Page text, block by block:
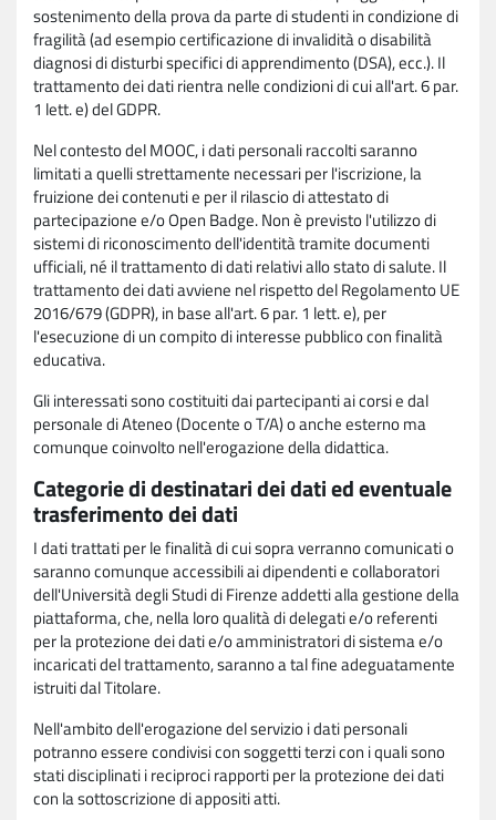
sostenimento della prova da parte di studenti in condizione di
fragilità (ad esempio certificazione di invalidità o disabilità
diagnosi di disturbi specifici di apprendimento (DSA), ecc.). Il
trattamento dei dati rientra nelle condizioni di cui all'art. 6 par.
1 lett. e) del GDPR.
Nel contesto del MOOC, i dati personali raccolti saranno
limitati a quelli strettamente necessari per l'iscrizione, la
fruizione dei contenuti e per il rilascio di attestato di
partecipazione e/o Open Badge. Non è previsto l'utilizzo di
sistemi di riconoscimento dell'identità tramite documenti
ufficiali, né il trattamento di dati relativi allo stato di salute. Il
trattamento dei dati avviene nel rispetto del Regolamento UE
2016/679 (GDPR), in base all'art. 6 par. 1 lett. e), per
l'esecuzione di un compito di interesse pubblico con finalità
educativa.
Gli interessati sono costituiti dai partecipanti ai corsi e dal
personale di Ateneo (Docente o T/A) o anche esterno ma
comunque coinvolto nell'erogazione della didattica.
Categorie di destinatari dei dati ed eventuale
trasferimento dei dati
I dati trattati per le finalità di cui sopra verranno comunicati o
saranno comunque accessibili ai dipendenti e collaboratori
dell'Università degli Studi di Firenze addetti alla gestione della
piattaforma, che, nella loro qualità di delegati e/o referenti
per la protezione dei dati e/o amministratori di sistema e/o
incaricati del trattamento, saranno a tal fine adeguatamente
istruiti dal Titolare.
Nell'ambito dell'erogazione del servizio i dati personali
potranno essere condivisi con soggetti terzi con i quali sono
stati disciplinati i reciproci rapporti per la protezione dei dati
con la sottoscrizione di appositi atti.